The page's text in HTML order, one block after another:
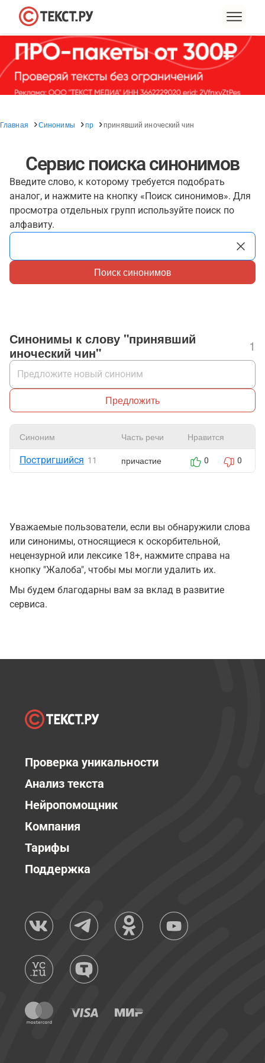
Главная Синонимы пр принявший иноческий чин
Сервис поиска синонимов
Введите слово, к которому требуется подобрать
аналог, и нажмите на кнопку «Поиск синонимов». Для
просмотра отдельных групп используйте поиск по
алфавиту.
Поиск синонимов
Синонимы к слову "принявший
иноческий чин"
1
Предложить
Синоним Часть речи Нравится
Постригшийся 11 причастие 0 0
Уважаемые пользователи, если вы обнаружили слова
или синонимы, относящиеся к оскорбительной,
нецензурной или лексике 18+, нажмите справа на
кнопку "Жалоба", чтобы мы могли удалить их.
Мы будем благодарны вам за вклад в развитие
сервиса.
Проверка уникальности
Анализ текста
Нейропомощник
Компания
Тарифы
Поддержка